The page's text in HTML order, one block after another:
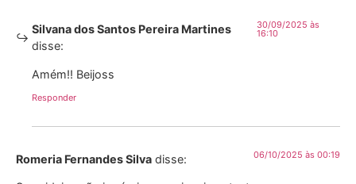
Silvana dos Santos Pereira Martines
disse:
30/09/2025 às
16:10
Amém!! Beijoss
Responder
Romeria Fernandes Silva disse: 06/10/2025 às 00:19